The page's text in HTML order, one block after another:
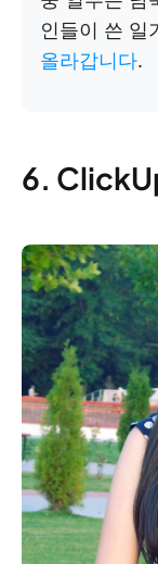
인들이 쓴 일
올라갑니다.
6.